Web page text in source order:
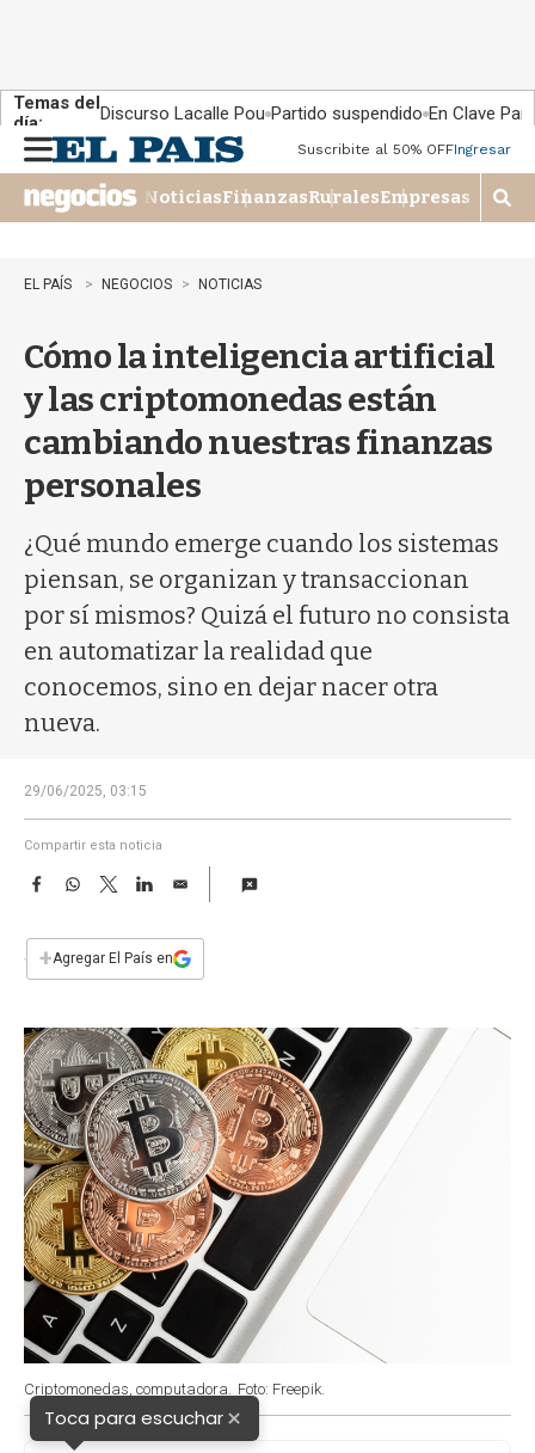
Temas del
día:
Discurso Lacalle Pou Partido suspendido En Clave País
n
u
Suscribite al 50% OFFIngresar
NoticiasFinanzasRuralesEmpresas
M
o
EL PAÍS NEGOCIOS NOTICIAS
Cómo la inteligencia artificial
y las criptomonedas están
cambiando nuestras finanzas
personales
¿Qué mundo emerge cuando los sistemas
piensan, se organizan y transaccionan
por sí mismos? Quizá el futuro no consista
en automatizar la realidad que
conocemos, sino en dejar nacer otra
nueva.
29/06/2025, 03:15
Compartir esta noticia
F
e
b
k
W
s
p
T
w
t
L
n
E
i
l
+Agregar El País en
Criptomonedas, computadora. Foto: Freepik.
Toca para escuchar×